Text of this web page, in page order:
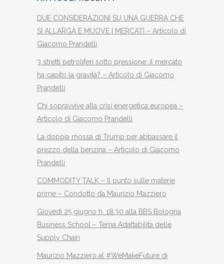
DUE CONSIDERAZIONI SU UNA GUERRA CHE
SI ALLARGA E MUOVE I MERCATI – Articolo di
Giacomo Prandelli
3 stretti petroliferi sotto pressione: il mercato
ha capito la gravità? – Articolo di Giacomo
Prandelli
Chi sopravvive alla crisi energetica europea –
Articolo di Giacomo Prandelli
La doppia mossa di Trump per abbassare il
prezzo della benzina – Articolo di Giacomo
Prandelli
COMMODITY TALK – Il punto sulle materie
prime – Condotto da Maurizio Mazziero
Giovedì 25 giugno h. 18.30 alla BBS Bologna
Business School – Tema Adattabilità delle
Supply Chain
Maurizio Mazziero al #WeMakeFuture di